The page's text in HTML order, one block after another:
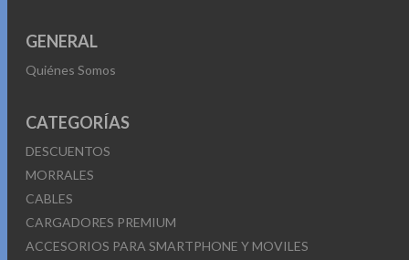
GENERAL
Quiénes Somos
CATEGORÍAS
DESCUENTOS
MORRALES
CABLES
CARGADORES PREMIUM
ACCESORIOS PARA SMARTPHONE Y MOVILES